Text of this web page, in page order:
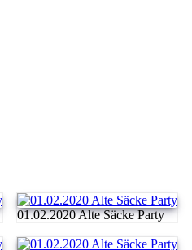
01.02.2020 Alte Säcke Party